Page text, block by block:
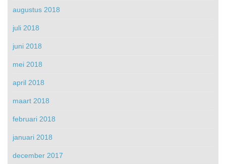
augustus 2018
juli 2018
juni 2018
mei 2018
april 2018
maart 2018
februari 2018
januari 2018
december 2017